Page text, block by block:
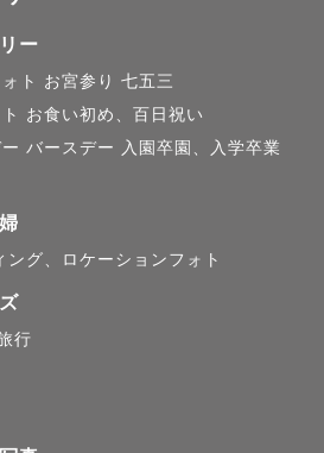
ー
ト お宮参り 七五三
お食い初め、百日祝い
バースデー
入園卒園、入学卒業
ング、ロケーションフォト
行